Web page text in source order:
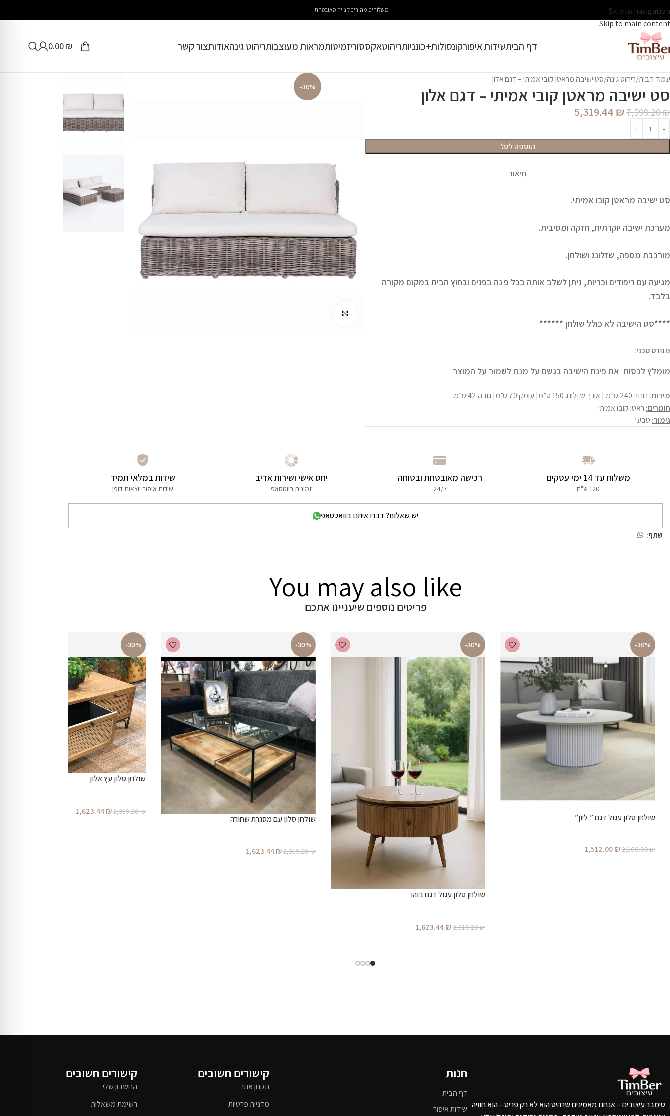
Skip to navigation
Skip to main content
משלוחים מהיריםקנייה מאובטחת
דף הביתשידות איפורקונסולות+כונניותריהוטאקססוריזמיטותמראות מעוצבותריהוט גינהאודותצור קשר 0.00 ₪
עמוד הבית ריהוט גינה סט ישיבה מראטן קובי אמיתי – דגם אלון
סט ישיבה מראטן קובי אמיתי – דגם אלון
7,599.20₪
5,319.44 ₪
הוספה לסל
תיאור
סט ישיבה מראטן קובו אמיתי.
מערכת ישיבה יוקרתית, חזקה ומסיבית.
מורכבת מספה, שזלונג ושולחן.
מגיעה עם ריפודים וכריות, ניתן לשלב אותה בכל פינה בפנים ובחוץ הבית במקום מקורה
בלבד.
****סט הישיבה לא כולל שולחן ******
מפרט טכני:
מומלץ לכסות את פינת הישיבה בגשם על מנת לשמור על המוצר
מידות: רוחב 240 ס”מ | אורך שזלונג 150 ס”מ| עומק 70 ס”מ| גובה 42 ס״מ
חומרים: ראטן קובו אמיתי
גימור: טבעי
-30%
משלוח עד 14 ימי עסקים
120 ש"ח
רכישה מאובטחת ובטוחה
24/7
יחס אישי ושירות אדיב
זמינות בווטסאפ
שידות במלאי תמיד
שידות איפור יוצאות דופן
יש שאלות? דברו איתנו בוואטסאפ
שתף:
You may also like
פריטים נוספים שיעניינו אתכם
-30%
שולחן סלון עגול דגם ” ליון”
2,160.00₪
1,512.00₪
-30%
שולחן סלון עגול דגם בוהו
2,319.20₪
1,623.44₪
-30%
שולחן סלון עם מסגרת שחורה
2,319.20₪
1,623.44₪
-30%
שולחן סלון עץ אלון
2,319.20₪
1,623.44₪
טימבר עיצובים – אנחנו מאמינים שרהיט הוא לא רק פריט – הוא חוויה
חנות
דף הבית
שידות איפור
קישורים חשובים
תקנון אתר
מדניות פרטיות
קישורים חשובים
החשבון שלי
רשימת משאלות